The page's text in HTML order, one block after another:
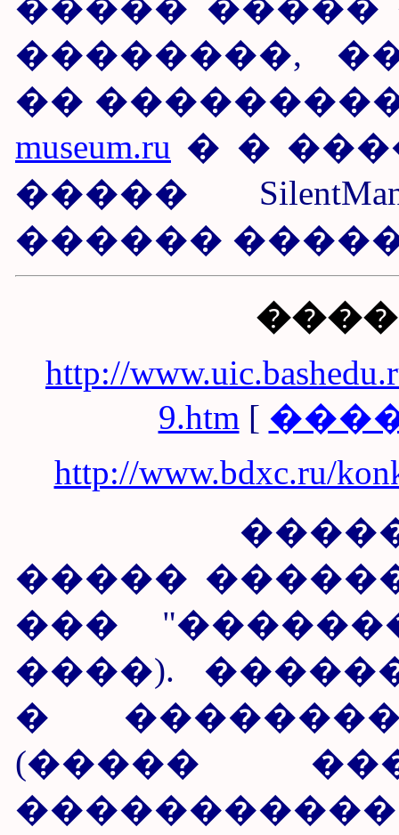
����� �����
��������,
��
museum.ru � �
�����
������
����
http://
9.htm [
http://www.bdxc.ru/
�����
���
����).
�
(�����